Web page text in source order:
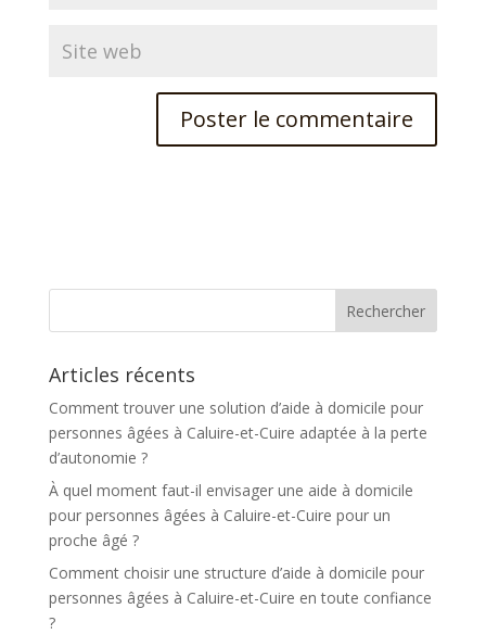
i
v
:
Articles récents
Comment trouver une solution d’aide à domicile pour
personnes âgées à Caluire-et-Cuire adaptée à la perte
d’autonomie ?
À quel moment faut-il envisager une aide à domicile
pour personnes âgées à Caluire-et-Cuire pour un
proche âgé ?
Comment choisir une structure d’aide à domicile pour
personnes âgées à Caluire-et-Cuire en toute confiance
?